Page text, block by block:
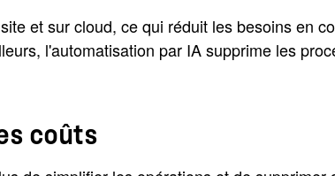
et sur cloud, ce qui réduit les besoins en
l'automatisation par IA supprime les
coûts